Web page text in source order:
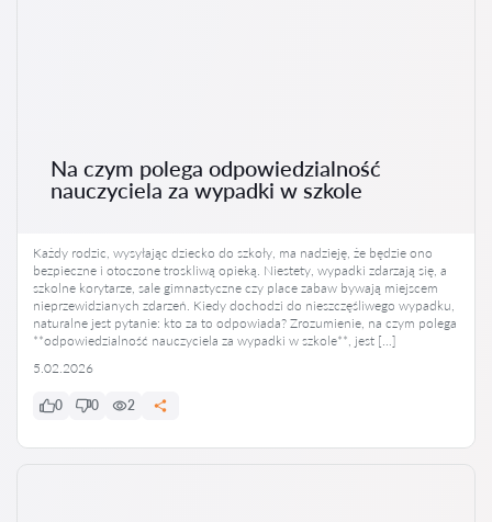
Na czym polega odpowiedzialność
nauczyciela za wypadki w szkole
Każdy rodzic, wysyłając dziecko do szkoły, ma nadzieję, że będzie ono
bezpieczne i otoczone troskliwą opieką. Niestety, wypadki zdarzają się, a
szkolne korytarze, sale gimnastyczne czy place zabaw bywają miejscem
nieprzewidzianych zdarzeń. Kiedy dochodzi do nieszczęśliwego wypadku,
naturalne jest pytanie: kto za to odpowiada? Zrozumienie, na czym polega
**odpowiedzialność nauczyciela za wypadki w szkole**, jest […]
5.02.2026
0 0 2